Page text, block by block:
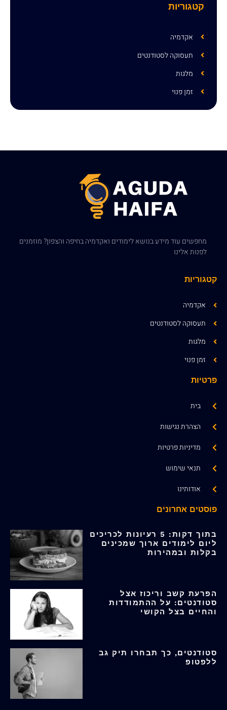
קטגוריות
אקדמיה
תעסוקה לסטודנטים
מלגות
זמן פנוי
מחפשים עוד מידע בנושא לימודים ואקדמיה בחיפה והצפון? מוזמנים
לפנות אלינו
קטגוריות
אקדמיה
תעסוקה לסטודנטים
מלגות
זמן פנוי
פרטיות
בית
הצהרת נגישות
מדיניות פרטיות
תנאי שימוש
אודותינו
פוסטים אחרונים
בתוך דקות: 5 רעיונות לכריכים
ליום לימודים ארוך שמכינים
בקלות ובמהירות
הפרעת קשב וריכוז אצל
סטודנטים: על ההתמודדות
והחיים בצל הקושי
סטודנטים, כך תבחרו תיק גב
ללפטופ